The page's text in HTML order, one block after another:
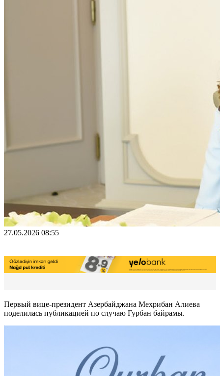
27.05.2026 08:55
Первый вице-президент Азербайджана Мехрибан Алиева
поделилась публикацией по случаю Гурбан байрамы.